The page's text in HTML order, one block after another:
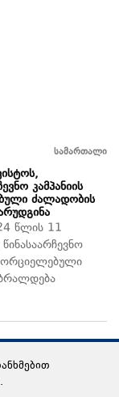
სამართალი
კამპანიის
ძალადობის
წლის 11